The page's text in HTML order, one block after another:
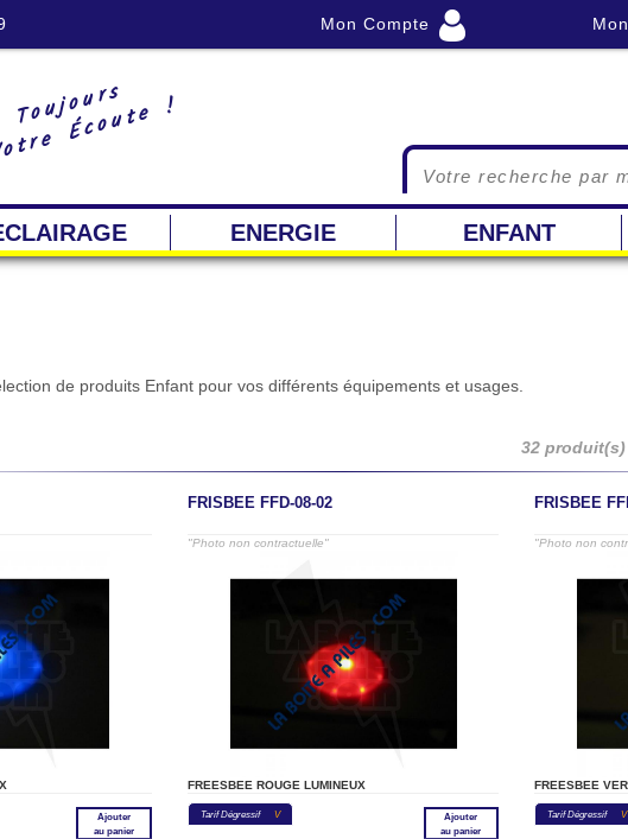
Mon Compte
Toujours
Écoute !
ENERGIE ENFANT
de produits Enfant pour vos différents équipements et usages.
32 produit(s)
Ajouter
au panier
FRISBEE FFD-08-02
"Photo non contractuelle"
FREESBEE ROUGE LUMINEUX
Tarif Dégressif V
Ajouter
au panier
FRISBEE
"Photo non
FREESBEE
Tarif Dégressif V